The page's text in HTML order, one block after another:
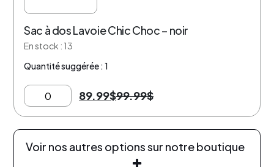
Sac à dos Lavoie Chic Choc – noir
En stock : 13
Quantité suggérée : 1
89.99$99.99$
Voir nos autres options sur notre boutique